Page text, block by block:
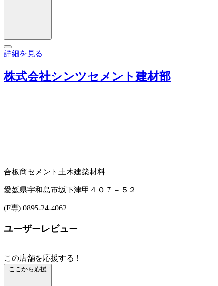
詳細を見る
株式会社シンツセメント建材部
合板商セメント 土木建築材料
愛媛県宇和島市坂下津甲４０７－５２
(F専) 0895-24-4062
ユーザーレビュー
この店舗を応援する！
ここから応援